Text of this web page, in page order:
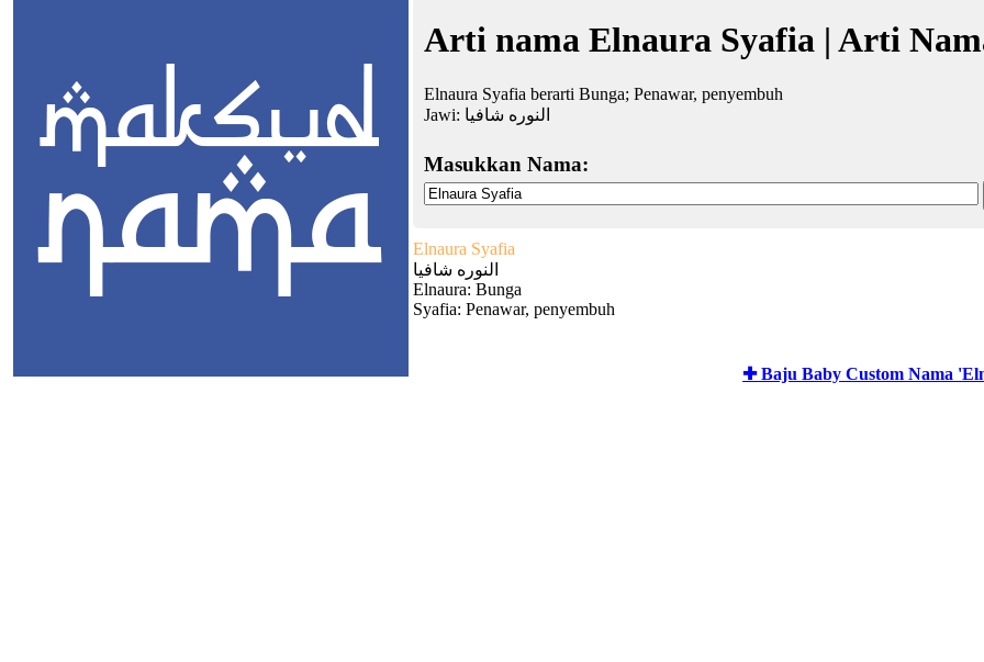
Arti nama Elnaura Syafia | Arti
Elnaura Syafia berarti Bunga; Penawar, penyembuh
Jawi: النوره شافيا
Masukkan Nama:
Elnaura Syafia
النوره شافيا
Elnaura: Bunga
Syafia: Penawar, penyembuh
✚ Baju Baby Custom Nama